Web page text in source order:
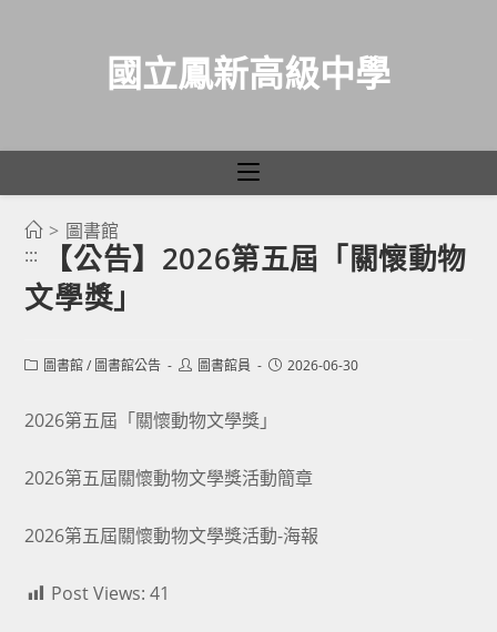
國立鳳新高級中學
> 圖書館
:::
【公告】2026第五屆「關懷動物
文學獎」
Post圖書館 / 圖書館公告
Post圖書館員
Post2026-06-30
2026第五屆「關懷動物文學獎」
2026第五屆關懷動物文學獎活動簡章
2026第五屆關懷動物文學獎活動-海報
Post Views: 41